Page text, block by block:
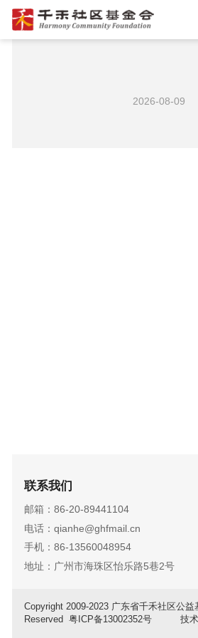
2026-08-09
联系我们
邮箱：86-20-89441104
电话：qianhe@ghfmail.cn
手机：86-13560048954
地址：广州市海珠区怡乐路5巷2号
Copyright 2009-2023 广东省千禾社区公益
Reserved 粤ICP备13002352号 技